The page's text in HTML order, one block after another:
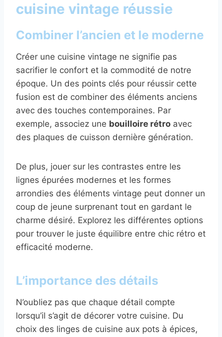
cuisine vintage réussie
Combiner l’ancien et le moderne
Créer une cuisine vintage ne signifie pas
sacrifier le confort et la commodité de notre
époque. Un des points clés pour réussir cette
fusion est de combiner des éléments anciens
avec des touches contemporaines. Par
exemple, associez une bouilloire rétro avec
des plaques de cuisson dernière génération.
De plus, jouer sur les contrastes entre les
lignes épurées modernes et les formes
arrondies des éléments vintage peut donner un
coup de jeune surprenant tout en gardant le
charme désiré. Explorez les différentes options
pour trouver le juste équilibre entre chic rétro et
efficacité moderne.
L’importance des détails
N’oubliez pas que chaque détail compte
lorsqu’il s’agit de décorer votre cuisine. Du
choix des linges de cuisine aux pots à épices,